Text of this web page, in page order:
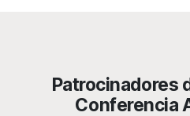
Patrocinadores
Conferencia